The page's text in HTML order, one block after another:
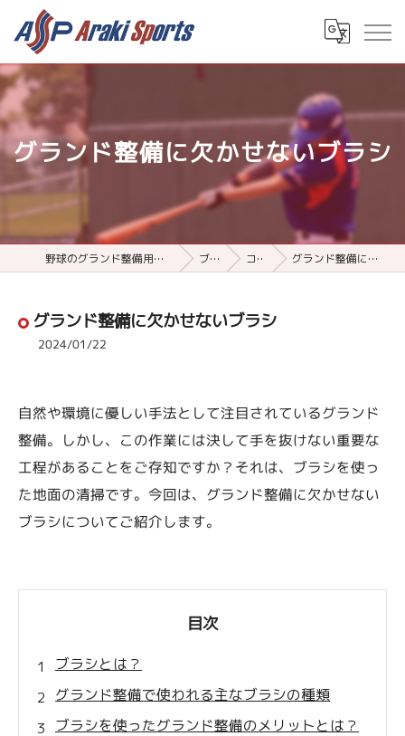
グランド整備に欠かせないブラシ
野球のグランド整備用品ならアラキスポーツ ブログ コラム グランド整備に欠かせないブラシ
グランド整備に欠かせないブラシ
2024/01/22
自然や環境に優しい手法として注目されているグランド
整備。しかし、この作業には決して手を抜けない重要な
工程があることをご存知ですか？それは、ブラシを使っ
た地面の清掃です。今回は、グランド整備に欠かせない
ブラシについてご紹介します。
目次
ブラシとは？
グランド整備で使われる主なブラシの種類
ブラシを使ったグランド整備のメリットとは？